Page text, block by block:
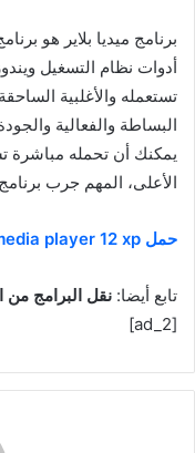
برنامج ميديا بلاير هو
أدوات نظام التسغيل
تستعمله والأغلبية
البساطة والفعالية
يمكنك أن تحمله مباشرة
الأعلى، المهم جرب برنامج
حمل player 12 xp
تابع أيضا: نقل البرامج من
[ad_2]